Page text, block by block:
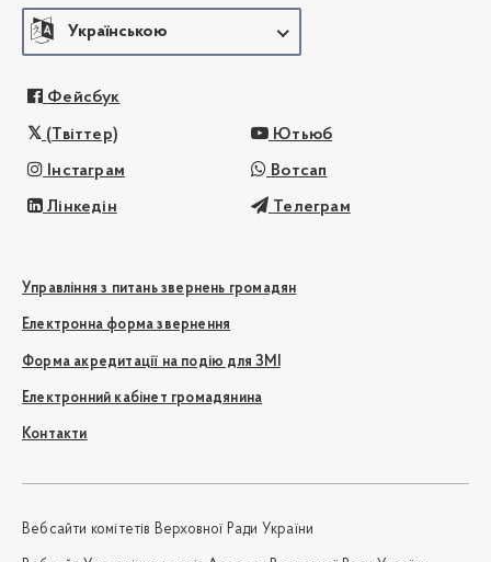
Українською
Фейсбук
(Твіттер) Ютьюб
Інстаграм Вотсап
Лінкедін Телеграм
Управління з питань звернень громадян
Електронна форма звернення
Форма акредитації на подію для ЗМІ
Електронний кабінет громадянина
Контакти
Вебсайти комітетів Верховної Ради України